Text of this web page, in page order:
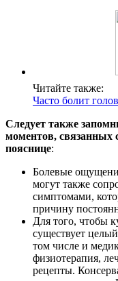
Читайте также:
Часто болит
Следует также
моментов,
пояснице:
Болевые
могут также
симптомами,
причину
Для того, чтобы
существует
том числе и
физиотерапия,
рецепты.